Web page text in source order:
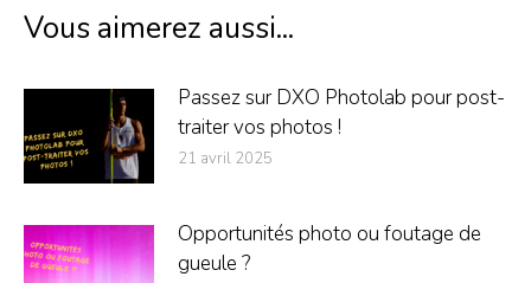
Vous aimerez aussi...
Passez sur DXO Photolab pour post-
traiter vos photos !
21 avril 2025
Opportunités photo ou foutage de
gueule ?